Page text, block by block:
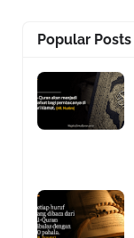
Popular Posts